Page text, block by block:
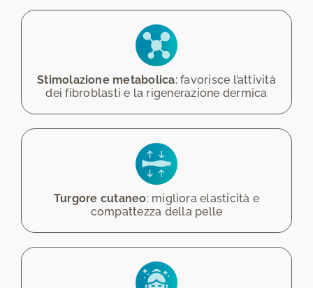
Stimolazione metabolica: favorisce l’attività
dei fibroblasti e la rigenerazione dermica
Turgore cutaneo: migliora elasticità e
compattezza della pelle